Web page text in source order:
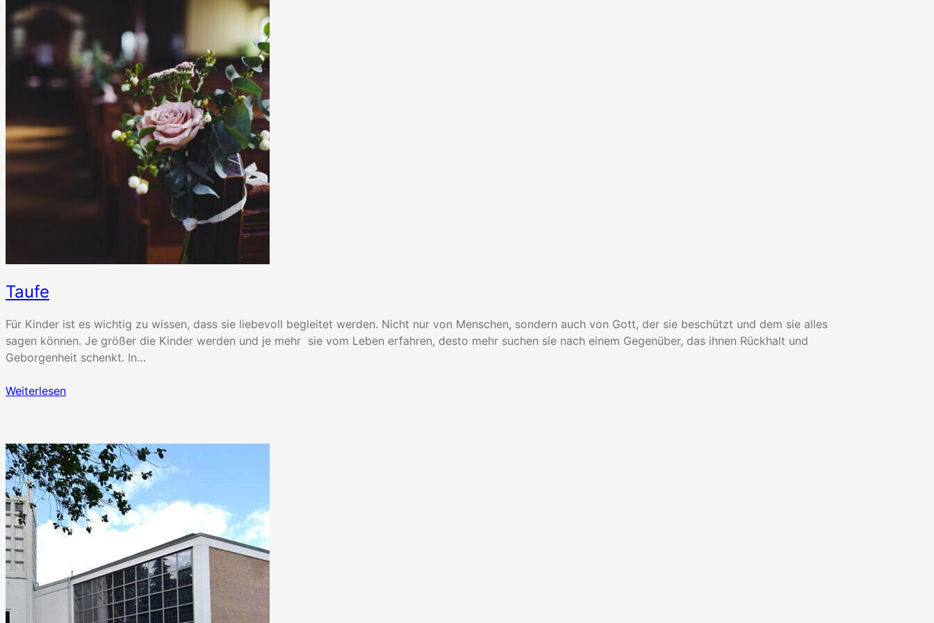
Taufe
Für Kinder ist es wichtig zu wissen, dass sie liebevoll begleitet werden. Nicht nur von Menschen, sondern auch von Gott, der sie beschützt und dem sie alles
sagen können. Je größer die Kinder werden und je mehr sie vom Leben erfahren, desto mehr suchen sie nach einem Gegenüber, das ihnen Rückhalt und
Geborgenheit schenkt. In…
Weiterlesen